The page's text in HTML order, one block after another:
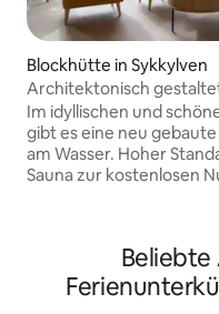
Blockhütte in Sykkylven
Architektonisch
direkt am Strand, mit
Im idyllischen und
gibt es eine neu
am Wasser. Hoher
Sauna zur kostenlosen
auf der Steg-Ebene.
Layout, große
mehrstöckige Räume.